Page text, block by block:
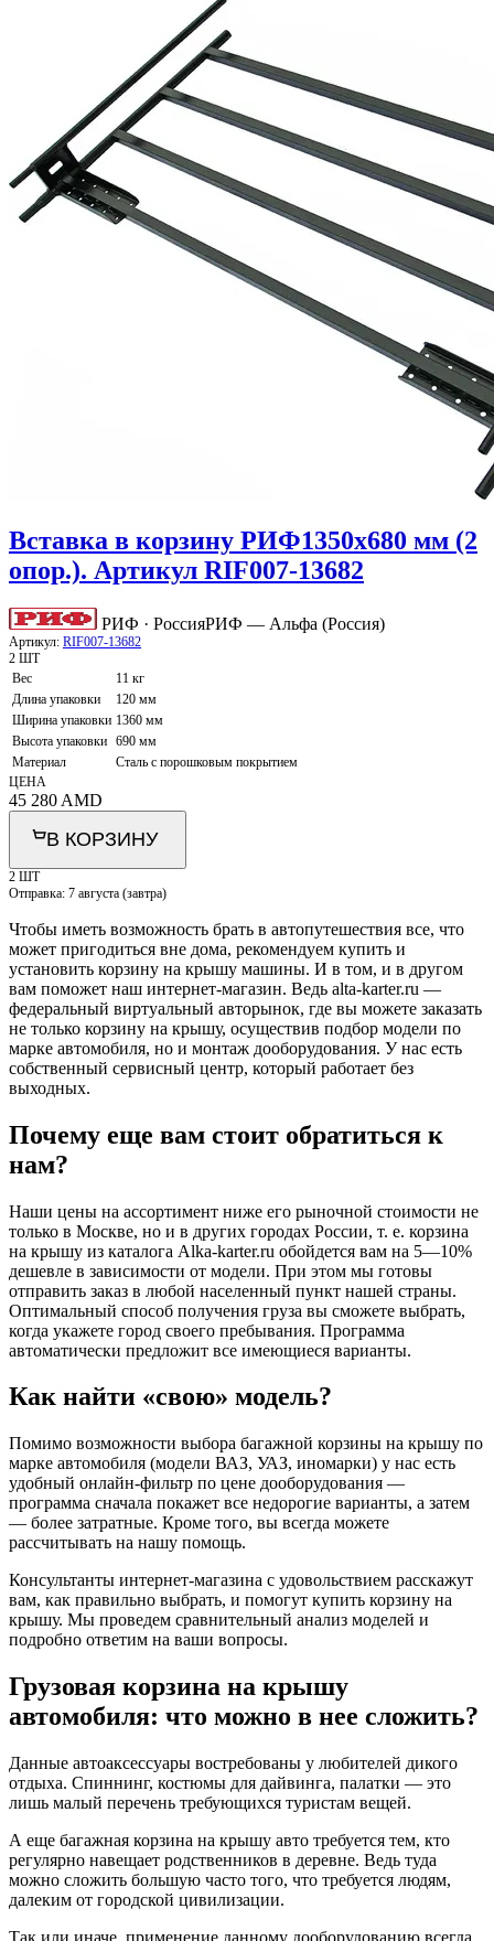
Вставка в корзину РИФ1350х680 мм (2
опор.). Артикул RIF007-13682
РИФ · РоссияРИФ — Альфа (Россия)
Артикул: RIF007-13682
2 ШТ
Вес
11 кг
Длина упаковки
120 мм
Ширина упаковки 1360 мм
Высота упаковки 690 мм
Материал
Сталь с порошковым покрытием
ЦЕНА
45 280 AMD
В КОРЗИНУ
2 ШТ
Отправка: 7 августа (завтра)
Чтобы иметь возможность брать в автопутешествия все, что
может пригодиться вне дома, рекомендуем купить и
установить корзину на крышу машины. И в том, и в другом
вам поможет наш интернет-магазин. Ведь alta-karter.ru —
федеральный виртуальный авторынок, где вы можете заказать
не только корзину на крышу, осуществив подбор модели по
марке автомобиля, но и монтаж дооборудования. У нас есть
собственный сервисный центр, который работает без
выходных.
Почему еще вам стоит обратиться к
нам?
Наши цены на ассортимент ниже его рыночной стоимости не
только в Москве, но и в других городах России, т. е. корзина
на крышу из каталога Alka-karter.ru обойдется вам на 5—10%
дешевле в зависимости от модели. При этом мы готовы
отправить заказ в любой населенный пункт нашей страны.
Оптимальный способ получения груза вы сможете выбрать,
когда укажете город своего пребывания. Программа
автоматически предложит все имеющиеся варианты.
Как найти «свою» модель?
Помимо возможности выбора багажной корзины на крышу по
марке автомобиля (модели ВАЗ, УАЗ, иномарки) у нас есть
удобный онлайн-фильтр по цене дооборудования —
программа сначала покажет все недорогие варианты, а затем
— более затратные. Кроме того, вы всегда можете
рассчитывать на нашу помощь.
Консультанты интернет-магазина с удовольствием расскажут
вам, как правильно выбрать, и помогут купить корзину на
крышу. Мы проведем сравнительный анализ моделей и
подробно ответим на ваши вопросы.
Грузовая корзина на крышу
автомобиля: что можно в нее сложить?
Данные автоаксессуары востребованы у любителей дикого
отдыха. Спиннинг, костюмы для дайвинга, палатки — это
лишь малый перечень требующихся туристам вещей.
А еще багажная корзина на крышу авто требуется тем, кто
регулярно навещает родственников в деревне. Ведь туда
можно сложить большую часто того, что требуется людям,
далеким от городской цивилизации.